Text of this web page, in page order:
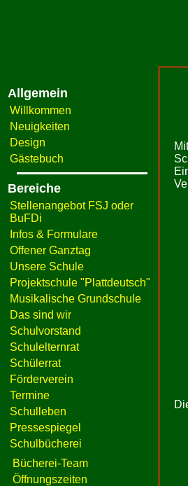
Allgemein
Willkommen
Neuigkeiten
Design
Gästebuch
Bereiche
Stellenangebot FSJ oder
BuFDi
Infos & Formulare
Offener Ganztag
Unsere Schule
Projektschule "Plattdeutsch"
Musikalische Grundschule
Das sind wir
Schulvorstand
Schulelternrat
Schülerrat
Förderverein
Termine
Schulleben
Pressespiegel
Schulbücherei
Bücherei-Team
Öffnungszeiten